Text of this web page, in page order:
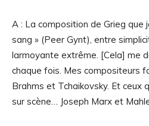
A : La composition de Grieg que
sang » (Peer Gynt), entre
larmoyante extrême. [Cela] me
chaque fois. Mes compositeurs
Brahms et Tchaikovsky. Et ceux
sur scène… Joseph Marx et